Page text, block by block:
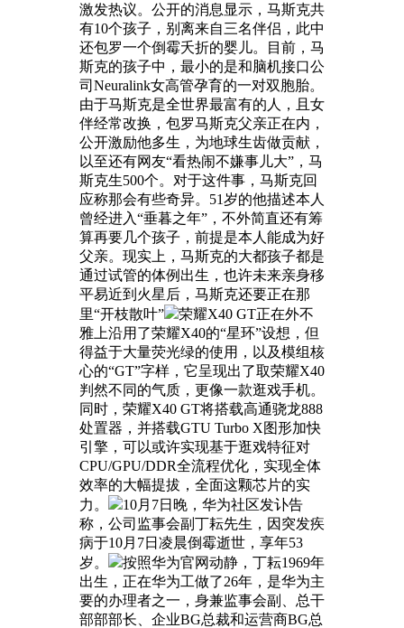
激发热议。公开的消息显示，马斯克共
有10个孩子，别离来自三名伴侣，此中
还包罗一个倒霉夭折的婴儿。目前，马
斯克的孩子中，最小的是和脑机接口公
司Neuralink女高管孕育的一对双胞胎。
由于马斯克是全世界最富有的人，且女
伴经常改换，包罗马斯克父亲正在内，
公开激励他多生，为地球生齿做贡献，
以至还有网友“看热闹不嫌事儿大”，马
斯克生500个。对于这件事，马斯克回
应称那会有些奇异。51岁的他描述本人
曾经进入“垂暮之年”，不外简直还有筹
算再要几个孩子，前提是本人能成为好
父亲。现实上，马斯克的大都孩子都是
通过试管的体例出生，也许未来亲身移
平易近到火星后，马斯克还要正在那
里“开枝散叶”
荣耀X40 GT正在外不
雅上沿用了荣耀X40的“星环”设想，但
得益于大量荧光绿的使用，以及模组核
心的“GT”字样，它呈现出了取荣耀X40
判然不同的气质，更像一款逛戏手机。
同时，荣耀X40 GT将搭载高通骁龙888
处置器，并搭载GTU Turbo X图形加快
引擎，可以或许实现基于逛戏特征对
CPU/GPU/DDR全流程优化，实现全体
效率的大幅提拔，全面这颗芯片的实
力。
10月7日晚，华为社区发讣告
称，公司监事会副丁耘先生，因突发疾
病于10月7日凌晨倒霉逝世，享年53
岁。
按照华为官网动静，丁耘1969年
出生，正在华为工做了26年，是华为主
要的办理者之一，身兼监事会副、总干
部部部长、企业BG总裁和运营商BG总